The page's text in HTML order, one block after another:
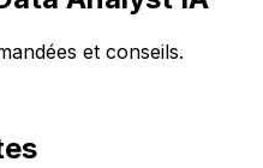
et conseils.